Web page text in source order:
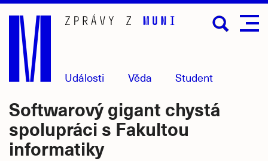
Přejít
hlavní
obsah
Události Věda Student
Softwarový gigant chystá
spolupráci s Fakultou
informatiky